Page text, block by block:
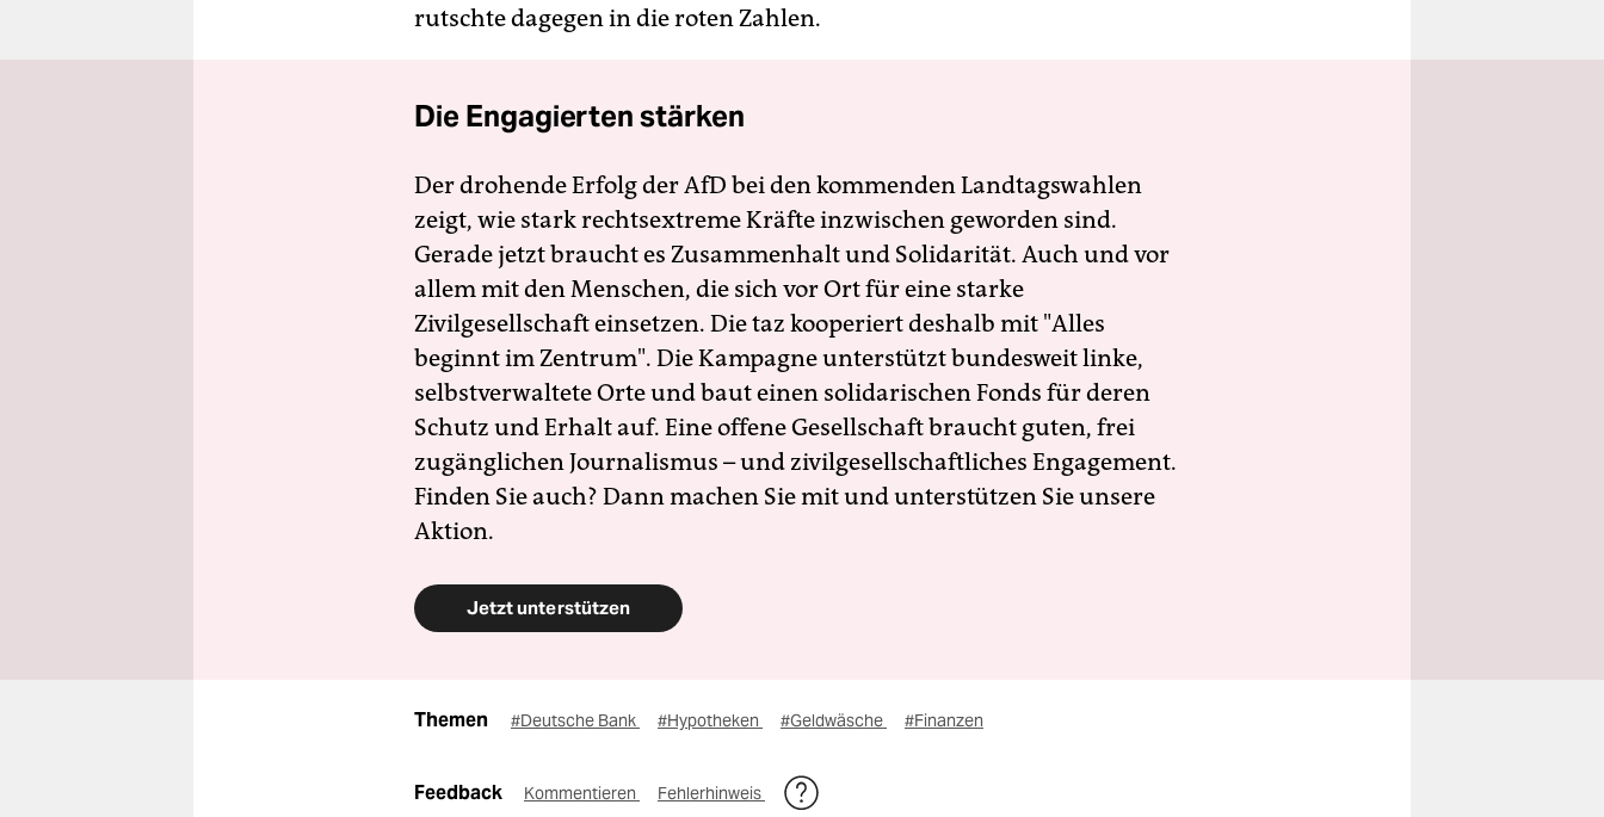
rutschte dagegen in die roten Zahlen.
Die Engagierten stärken
Der drohende Erfolg der AfD bei den kommenden Landtagswahlen
zeigt, wie stark rechtsextreme Kräfte inzwischen geworden sind.
Gerade jetzt braucht es Zusammenhalt und Solidarität. Auch und vor
allem mit den Menschen, die sich vor Ort für eine starke
Zivilgesellschaft einsetzen. Die taz kooperiert deshalb mit "Alles
beginnt im Zentrum". Die Kampagne unterstützt bundesweit linke,
selbstverwaltete Orte und baut einen solidarischen Fonds für deren
Schutz und Erhalt auf. Eine offene Gesellschaft braucht guten, frei
zugänglichen Journalismus – und zivilgesellschaftliches Engagement.
Finden Sie auch? Dann machen Sie mit und unterstützen Sie unsere
Aktion.
Jetzt unterstützen
Themen #Deutsche Bank #Hypotheken #Geldwäsche #Finanzen
Feedback Kommentieren Fehlerhinweis